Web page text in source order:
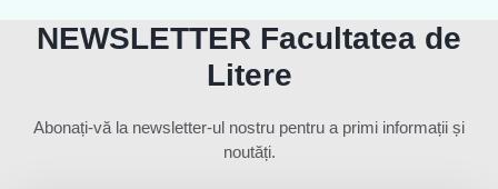
NEWSLETTER Facultatea de
Litere
Abonați-vă la newsletter-ul nostru pentru a primi informații și
noutăți.